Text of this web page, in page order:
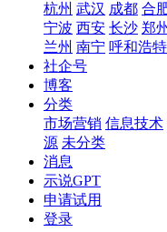
杭州 武汉 成都 合
宁波 西安 长沙 郑州
兰州 南宁 呼和浩特
社企号
博客
分类
市场营销 信息技术
源 未分类
消息
示说GPT
申请试用
登录